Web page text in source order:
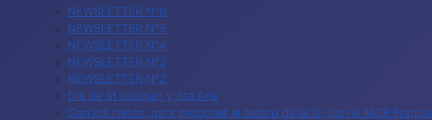
NEWSLETTER N°6
NEWSLETTER N°5
NEWSLETTER N°4
NEWSLETTER N°3
NEWSLETTER N°2
Día de St Joaquin y Sta Ana
Con los nietos, para proponer el tesoro de la fe, con el MCR Francia